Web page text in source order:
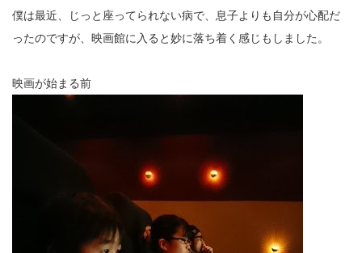
僕は最近、じっと座ってられない病で、息子よりも自分が心配だ
ったのですが、映画館に入ると妙に落ち着く感じもしました。
映画が始まる前